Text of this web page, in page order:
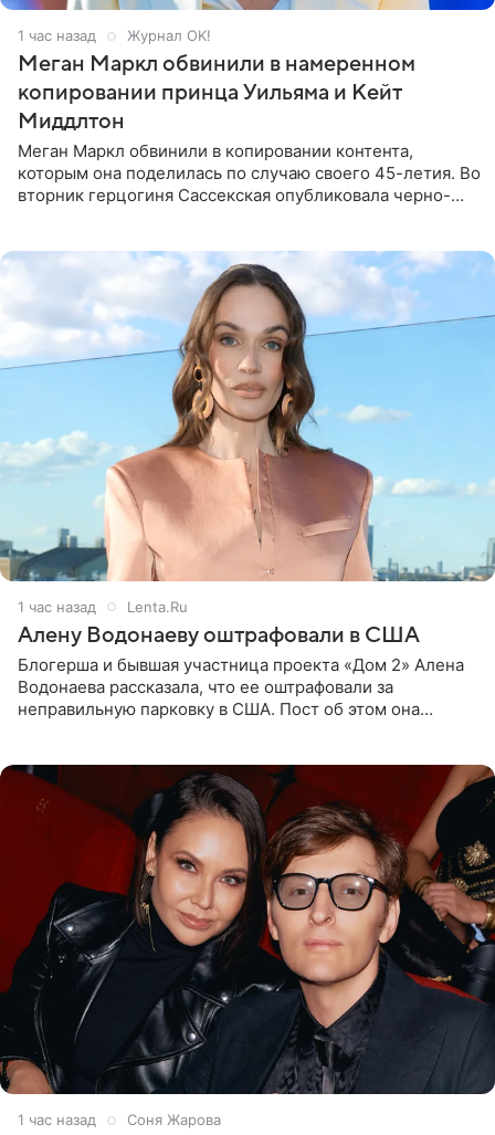
1 час назад Журнал OK!
Меган Маркл обвинили в намеренном
копировании принца Уильяма и Кейт
Миддлтон
Меган Маркл обвинили в копировании контента,
которым она поделилась по случаю своего 45-летия. Во
вторник герцогиня Сассекская опубликовала черно-
1 час назад Lenta.Ru
Алену Водонаеву оштрафовали в США
Блогерша и бывшая участница проекта «Дом 2» Алена
Водонаева рассказала, что ее оштрафовали за
неправильную парковку в США. Пост об этом она
1 час назад Соня Жарова